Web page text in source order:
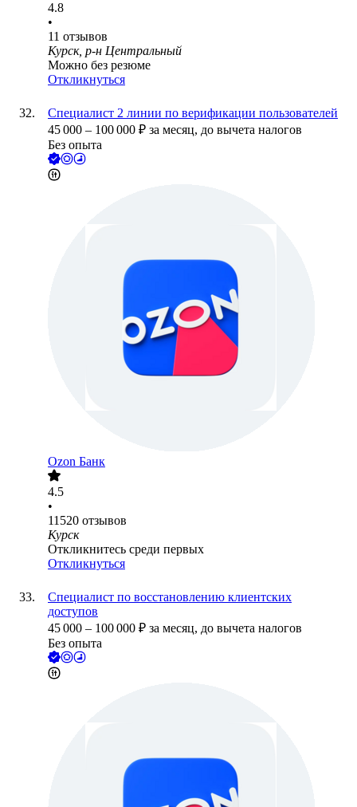
4.8
•
11 отзывов
Курск, р-н Центральный
Можно без резюме
Откликнуться
Специалист 2 линии по верификации пользователей
45 000 – 100 000 ₽ за месяц, до вычета налогов
Без опыта
Ozon Банк
4.5
•
11520 отзывов
Курск
Откликнитесь среди первых
Откликнуться
Специалист по восстановлению клиентских
доступов
45 000 – 100 000 ₽ за месяц, до вычета налогов
Без опыта